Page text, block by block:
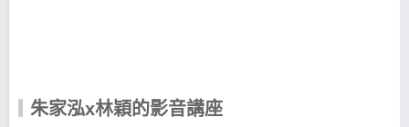
何 ...... ，市場上消息真真假假，最終仍要反應在技術
朱家泓x林穎的影音講座